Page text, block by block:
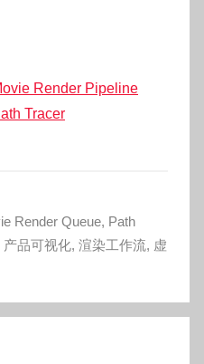
Render Pipeline
Tracer
Render Queue, Path
产品可视化, 渲染工作流, 虚